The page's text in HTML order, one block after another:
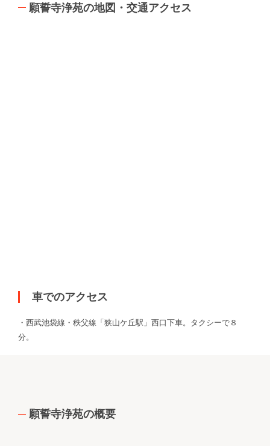
願誓寺浄苑の地図・交通アクセス
車でのアクセス
・西武池袋線・秩父線「狭山ケ丘駅」西口下車。タクシーで８
分。
願誓寺浄苑の概要